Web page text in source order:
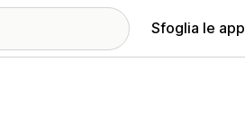
Sfoglia le app